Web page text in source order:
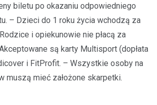
biletu po okazaniu odpowiedniego
– Dzieci do 1 roku życia wchodzą za
i opiekunowie nie płacą za
są karty Multisport (dopłata
i FitProfit. – Wszystkie osoby na
muszą mieć założone skarpetki.